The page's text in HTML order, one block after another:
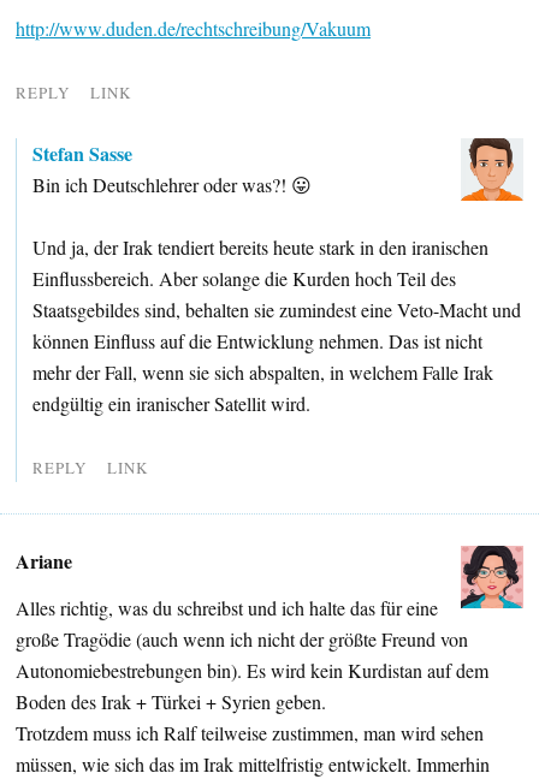
http://www.duden.de/rechtschreibung/Vakuum
REPLY LINK
Stefan Sasse
Bin ich Deutschlehrer oder was?! 😛
Und ja, der Irak tendiert bereits heute stark in den iranischen
Einflussbereich. Aber solange die Kurden hoch Teil des
Staatsgebildes sind, behalten sie zumindest eine Veto-Macht und
können Einfluss auf die Entwicklung nehmen. Das ist nicht
mehr der Fall, wenn sie sich abspalten, in welchem Falle Irak
endgültig ein iranischer Satellit wird.
REPLY LINK
Ariane
Alles richtig, was du schreibst und ich halte das für eine
große Tragödie (auch wenn ich nicht der größte Freund von
Autonomiebestrebungen bin). Es wird kein Kurdistan auf dem
Boden des Irak + Türkei + Syrien geben.
Trotzdem muss ich Ralf teilweise zustimmen, man wird sehen
müssen, wie sich das im Irak mittelfristig entwickelt. Immerhin